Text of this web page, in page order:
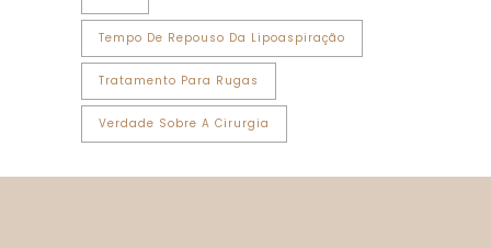
Tempo De Repouso Da Lipoaspiração
Tratamento Para Rugas
Verdade Sobre A Cirurgia